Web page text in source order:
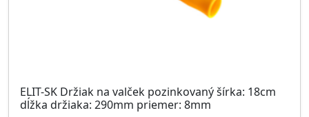
ELIT-SK Držiak na valček pozinkovaný šírka: 18cm
dĺžka držiaka: 290mm priemer: 8mm